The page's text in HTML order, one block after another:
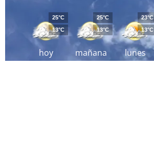
hoy
25°C
13°C
mañana
25°C
13°C
lunes
23°C
13°C